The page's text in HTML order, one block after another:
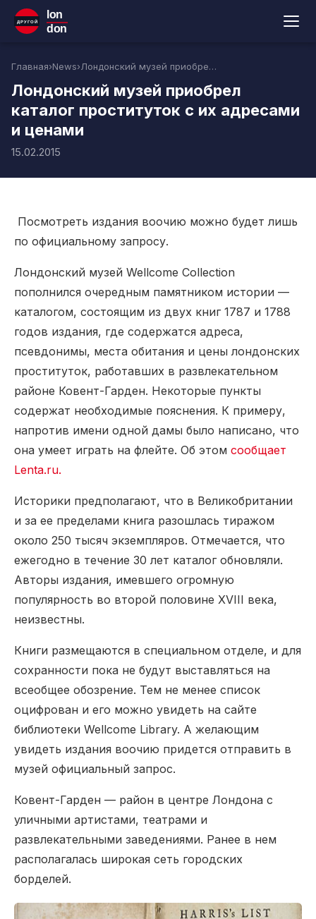
ДРУГОЙ
lon
don
Главная›News› Лондонский музей приобрел каталог проституток с их адресами и ценами
Лондонский музей приобрел
каталог проституток с их адресами
и ценами
15.02.2015
Посмотреть издания воочию можно будет лишь
по официальному запросу.
Лондонский музей Wellcome Collection
пополнился очередным памятником истории —
каталогом, состоящим из двух книг 1787 и 1788
годов издания, где содержатся адреса,
псевдонимы, места обитания и цены лондонских
проституток, работавших в развлекательном
районе Ковент-Гарден. Некоторые пункты
содержат необходимые пояснения. К примеру,
напротив имени одной дамы было написано, что
она умеет играть на флейте. Об этом сообщает
Lenta.ru.
Историки предполагают, что в Великобритании
и за ее пределами книга разошлась тиражом
около 250 тысяч экземпляров. Отмечается, что
ежегодно в течение 30 лет каталог обновляли.
Авторы издания, имевшего огромную
популярность во второй половине XVIII века,
неизвестны.
Книги размещаются в специальном отделе, и для
сохранности пока не будут выставляться на
всеобщее обозрение. Тем не менее список
оцифрован и его можно увидеть на сайте
библиотеки Wellcome Library. А желающим
увидеть издания воочию придется отправить в
музей официальный запрос.
Ковент-Гарден — район в центре Лондона с
уличными артистами, театрами и
развлекательными заведениями. Ранее в нем
располагалась широкая сеть городских
борделей.